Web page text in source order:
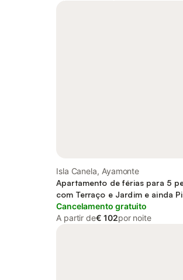
Isla Canela, Ayamonte
Apartamento de férias para 5
com Terraço e Jardim e ainda
Cancelamento gratuito
A partir de€ 102por noite